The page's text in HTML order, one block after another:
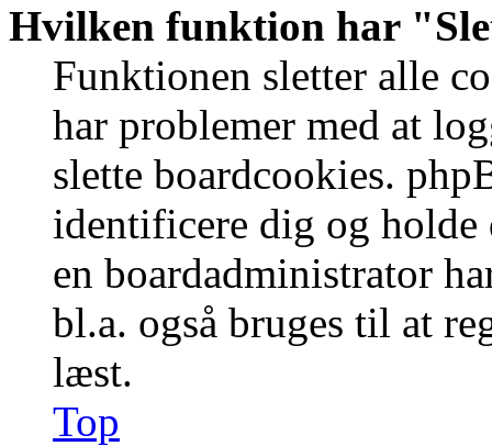
Hvilken funktion har
Funktionen sletter alle
har problemer med at
slette boardcookies.
identificere dig og
en boardadministrator
bl.a. også bruges til at
læst.
Top